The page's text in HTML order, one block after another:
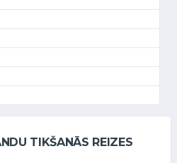
TIKŠANĀS REIZES